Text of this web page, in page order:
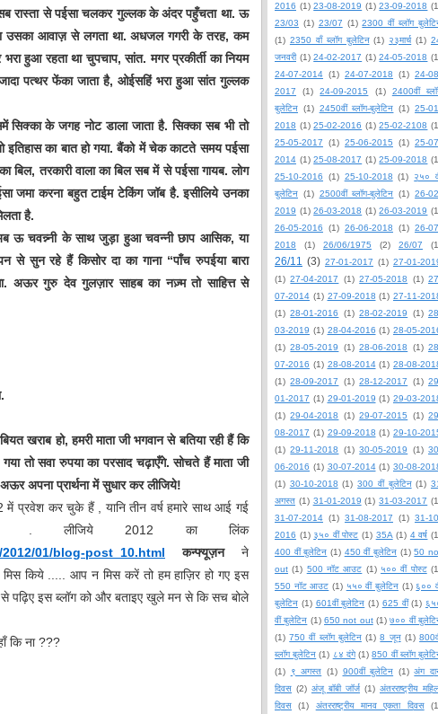
रास्ता से पईसा चलकर गुल्लक के अंदर पहुँचता था. ऊ
उसका आवाज़ से लगता था. अधजल गगरी के तरह, कम
हुआ रहता था चुपचाप, सांत. मगर प्रकीर्ती का नियम
पत्थर फेंका जाता है, ओईसहिं भरा हुआ सांत गुल्लक
के जगह नोट डाला जाता है. सिक्का सब भी तो
इतिहास का बात हो गया. बैंको में चेक काटते समय पईसा
बिल, तरकारी वाला का बिल सब में से पईसा गायब. लोग
करना बहुत टाईम टेकिंग जॉब है. इसीलिये उनका
है.
अब ऊ चवन्न्नी के साथ जुड़ा हुआ चवन्नी छाप आसिक, या
से सुन रहे हैं किसोर दा का गाना “पाँच रुपईया बारा
अऊर गुरु देव गुलज़ार साहब का नज़्म तो साहित्त से
खराब हो, हमरी माता जी भगवान से बतिया रही हैं कि
तो सवा रुपया का परसाद चढ़ाएँगे. सोचते हैं माता जी
अपना प्रार्थना में सुधार कर लीजिये!
प्रवेश कर चुके हैं , यानि तीन वर्ष हमारे साथ आई गई
लीजिये 2012 का लिंक
01/blog-post_10.html
कन्फ्यूज़न
ने
मिस किये ..... आप न मिस करें तो हम हाज़िर हो गए इस
पढ़िए इस ब्लॉग को और बताइए खुले मन से कि सच बोले
कि ना ???
2016 (1) 23-08-2019 (1) 23-09-2018
23/03 (1) 23/07 (1) 2300 वीं ब्लॉग
(1) 2350 वाँ ब्लॉग बुलेटिन (1) २३मार्च (1)
जनवरी (1) 24-02-2017 (1) 24-05-2018
24-07-2014 (1) 24-07-2018 (1) 24-
2017
(1) 24-09-2015 (1)
2400वीं
बुलेटिन (1) 2450वीं ब्लॉग-बुलेटिन (1) 25-
2018 (1) 25-02-2016 (1) 25-02-2108
25-05-2017
(1) 25-06-2015 (1) 25-
2014 (1) 25-08-2017 (1) 25-09-2018
25-10-2016
(1) 25-10-2018 (1)
२५०
बुलेटिन (1) 2500वीं ब्लॉग-बुलेटिन (1) 26-
2019 (1) 26-03-2018 (1) 26-03-2019
26-05-2016
(1) 26-06-2018 (1) 26-
2018
(1) 26/06/1975 (2) 26/07
26/11 (3) 27-01-2017 (1) 27-01-
(1) 27-04-2017 (1) 27-05-2018 (1)
07-2014 (1) 27-09-2018 (1) 27-11-
(1) 28-01-2016 (1) 28-02-2019 (1)
03-2019 (1) 28-04-2016 (1) 28-05-
(1) 28-05-2019 (1) 28-06-2018 (1)
07-2016 (1) 28-08-2014 (1) 28-08-
(1) 28-09-2017 (1) 28-12-2017 (1)
01-2017 (1) 29-01-2019 (1) 29-03-
(1) 29-04-2018 (1) 29-07-2015 (1)
08-2017 (1) 29-09-2018 (1) 29-10-
(1) 29-11-2018 (1) 30-05-2019 (1)
06-2016 (1) 30-07-2014 (1) 30-08-
(1) 30-10-2018 (1) 300 वीं बुलेटिन (1)
अगस्त (1) 31-01-2019 (1) 31-03-2017
31-07-2014 (1) 31-08-2017 (1) 31-
2016 (1) ३५० वीं पोस्ट (1) 35A (1) 4 वर्ष
400 वीं बुलेटिन (1) 450 वीं बुलेटिन (1) 50
out (1) 500 नॉट आउट (1) ५०० वीं पोस्ट
550 नॉट आउट (1) ५५० वीं बुलेटिन (1) ६००
बुलेटिन (1) 601वीं बुलेटिन (1) 625 वीं (1)
वीं बुलेटिन (1) 650 not out (1) ७०० वीं
(1) 750 वीं ब्लॉग बुलेटिन (1) 8 जून (1)
ब्लॉग बुलेटिन (1) ८४ दंगे (1) 850 वीं ब्लॉग
(1)
९ अगस्त (1) 900वीं बुलेटिन (1) अंग
दिवस (2) अंजू बॉबी जॉर्ज (1) अंतरराष्ट्रीय
दिवस
(1) अंतरराष्ट्रीय मानव एकता दिवस